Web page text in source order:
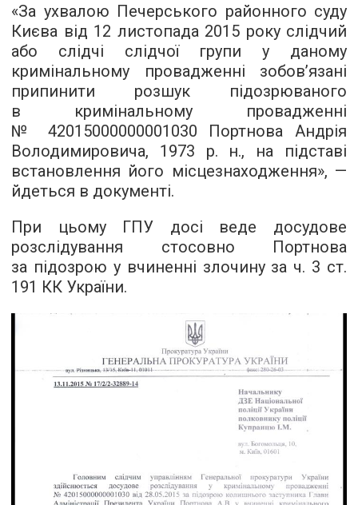
«За ухвалою Печерського районного суду
Києва від 12 листопада 2015 року слідчий
або слідчі слідчої групи у даному
кримінальному провадженні зобов’язані
припинити розшук підозрюваного
в кримінальному провадженні
№ 42015000000001030 Портнова Андрія
Володимировича, 1973 р. н., на підставі
встановлення його місцезнаходження», —
йдеться в документі.
При цьому ГПУ досі веде досудове
розслідування стосовно Портнова
за підозрою у вчиненні злочину за ч. 3 ст.
191 КК України.